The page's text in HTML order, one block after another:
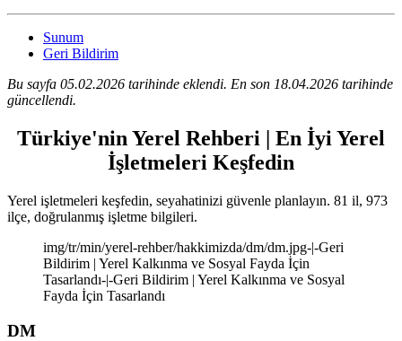
Sunum
Geri Bildirim
Bu sayfa 05.02.2026 tarihinde eklendi. En son 18.04.2026 tarihinde
güncellendi.
Türkiye'nin Yerel Rehberi | En İyi Yerel
İşletmeleri Keşfedin
Yerel işletmeleri keşfedin, seyahatinizi güvenle planlayın. 81 il, 973
ilçe, doğrulanmış işletme bilgileri.
img/tr/min/yerel-rehber/hakkimizda/dm/dm.jpg-|-Geri
Bildirim | Yerel Kalkınma ve Sosyal Fayda İçin
Tasarlandı-|-Geri Bildirim | Yerel Kalkınma ve Sosyal
Fayda İçin Tasarlandı
DM